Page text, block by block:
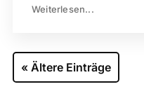
Weiterlesen...
« Ältere Einträge